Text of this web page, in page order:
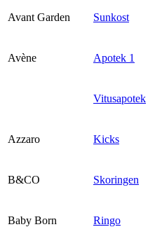
Avant Garden Sunkost
Avène Apotek 1
Vitusapotek
Azzaro Kicks
B&CO Skoringen
Baby Born Ringo